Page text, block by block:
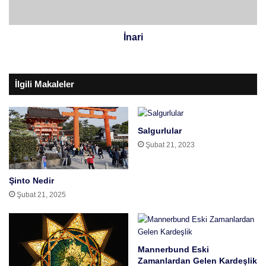
İnari
İlgili Makaleler
Şinto Nedir
Şubat 21, 2025
Salgurlular
Şubat 21, 2023
Mannerbund Eski
Zamanlardan Gelen Kardeşlik